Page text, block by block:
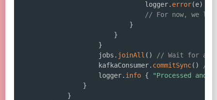
                                logger
. error(e)
// For now, we log
}
}
}
                    jobs
. joinAll ( )
// Wait for all
                    kafkaConsumer
. commitSync( )
//
                    logger
. info {
"Processed and
}
}